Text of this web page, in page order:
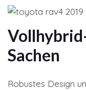
Sachen
Robustes Design